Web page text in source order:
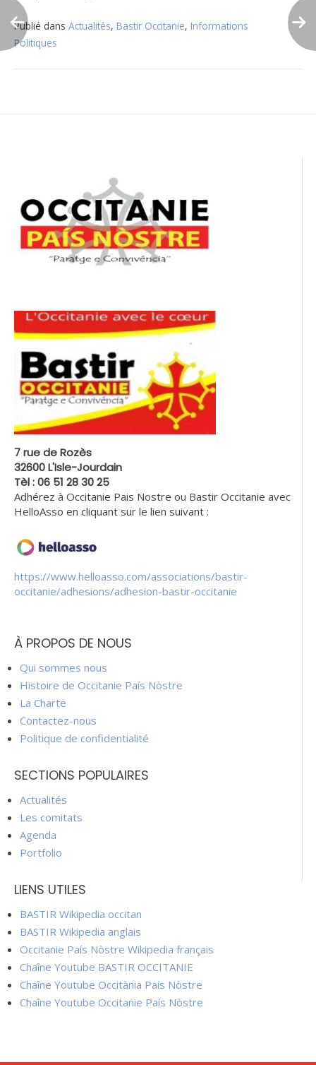
Publié dans Actualités, Bastir Occitanie, Informations
Politiques
7 rue de Rozès
32600 L'Isle-Jourdain
Tèl : 06 51 28 30 25
Adhérez à Occitanie Pais Nostre ou Bastir Occitanie avec
HelloAsso en cliquant sur le lien suivant :
https://www.helloasso.com/associations/bastir-
occitanie/adhesions/adhesion-bastir-occitanie
À PROPOS DE NOUS
Qui sommes nous
Histoire de Occitanie País Nòstre
La Charte
Contactez-nous
Politique de confidentialité
SECTIONS POPULAIRES
Actualités
Les comitats
Agenda
Portfolio
LIENS UTILES
BASTIR Wikipedia occitan
BASTIR Wikipedia anglais
Occitanie País Nòstre Wikipedia français
Chaîne Youtube BASTIR OCCITANIE
Chaîne Youtube Occitània País Nòstre
Chaîne Youtube Occitanie País Nòstre